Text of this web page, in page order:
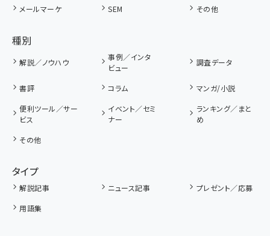
メールマーケ
SEM その他
種別
解説／ノウハウ
事例／インタ
ビュー
調査データ
書評 コラム
マンガ/小説
便利ツール／サー
ビス
イベント／セミ
ナー
ランキング／まと
め
その他
タイプ
解説記事 ニュース記事
プレゼント／応募
用語集